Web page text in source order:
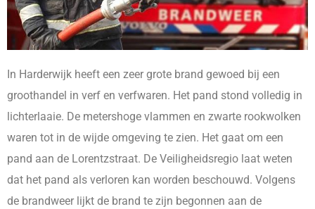
In Harderwijk heeft een zeer grote brand gewoed bij een
groothandel in verf en verfwaren. Het pand stond volledig in
lichterlaaie. De metershoge vlammen en zwarte rookwolken
waren tot in de wijde omgeving te zien. Het gaat om een
pand aan de Lorentzstraat. De Veiligheidsregio laat weten
dat het pand als verloren kan worden beschouwd. Volgens
de brandweer lijkt de brand te zijn begonnen aan de